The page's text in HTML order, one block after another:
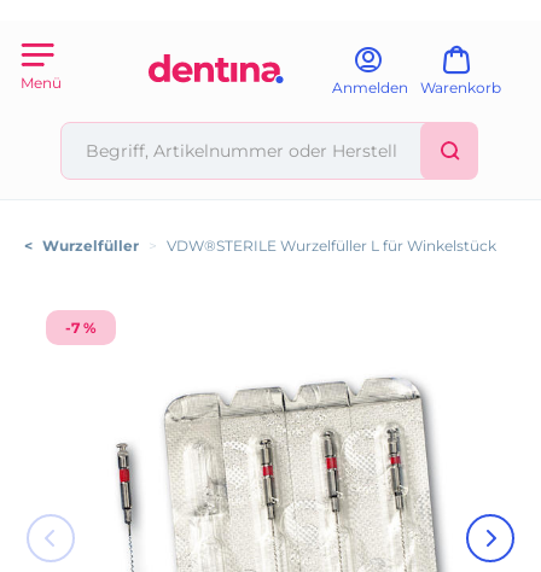
Menü Anmelden Warenkorb
< Wurzelfüller > VDW®STERILE Wurzelfüller L für Winkelstück
-7 %